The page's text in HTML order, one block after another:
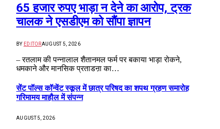
65 हजार रुपए भाड़ा न देने का आरोप, ट्रक
चालक ने एसडीएम को सौंपा ज्ञापन
BY EDITORAUGUST 5, 2026
– रतलाम की पन्नालाल शैतानमल फर्म पर बकाया भाड़ा रोकने,
धमकाने और मानसिक प्रताडऩा का…
सेंट पॉल्स कॉन्वेंट स्कूल में छात्र परिषद का शपथ ग्रहण समारोह
गरिमामय माहौल में संपन्न
AUGUST 5, 2026